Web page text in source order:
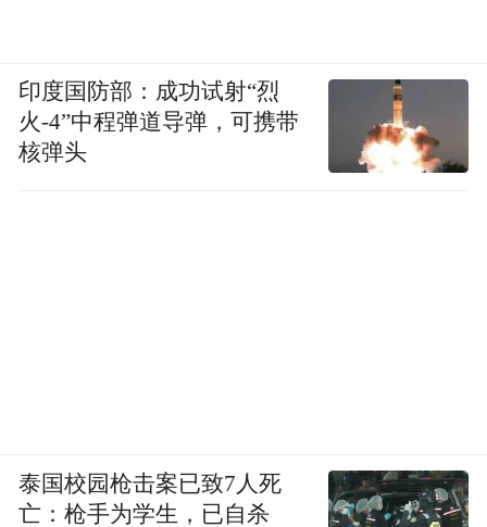
印度国防部：成功试射“烈
火-4”中程弹道导弹，可携带
核弹头
泰国校园枪击案已致7人死
亡：枪手为学生，已自杀